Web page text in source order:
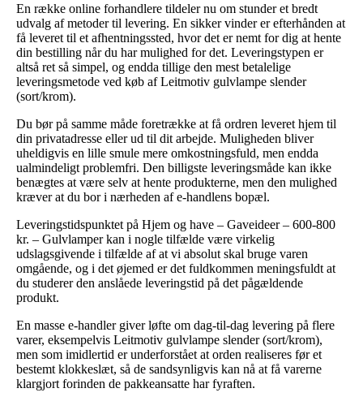
En række online forhandlere tildeler nu om stunder et bredt
udvalg af metoder til levering. En sikker vinder er efterhånden at
få leveret til et afhentningssted, hvor det er nemt for dig at hente
din bestilling når du har mulighed for det. Leveringstypen er
altså ret så simpel, og endda tillige den mest betalelige
leveringsmetode ved køb af Leitmotiv gulvlampe slender
(sort/krom).
Du bør på samme måde foretrække at få ordren leveret hjem til
din privatadresse eller ud til dit arbejde. Muligheden bliver
uheldigvis en lille smule mere omkostningsfuld, men endda
ualmindeligt problemfri. Den billigste leveringsmåde kan ikke
benægtes at være selv at hente produkterne, men den mulighed
kræver at du bor i nærheden af e-handlens bopæl.
Leveringstidspunktet på Hjem og have – Gaveideer – 600-800
kr. – Gulvlamper kan i nogle tilfælde være virkelig
udslagsgivende i tilfælde af at vi absolut skal bruge varen
omgående, og i det øjemed er det fuldkommen meningsfuldt at
du studerer den anslåede leveringstid på det pågældende
produkt.
En masse e-handler giver løfte om dag-til-dag levering på flere
varer, eksempelvis Leitmotiv gulvlampe slender (sort/krom),
men som imidlertid er underforstået at orden realiseres før et
bestemt klokkeslæt, så de sandsynligvis kan nå at få varerne
klargjort forinden de pakkeansatte har fyraften.